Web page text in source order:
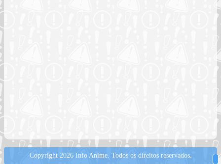
Copyright 2026 Info Anime. Todos os direitos reservados.